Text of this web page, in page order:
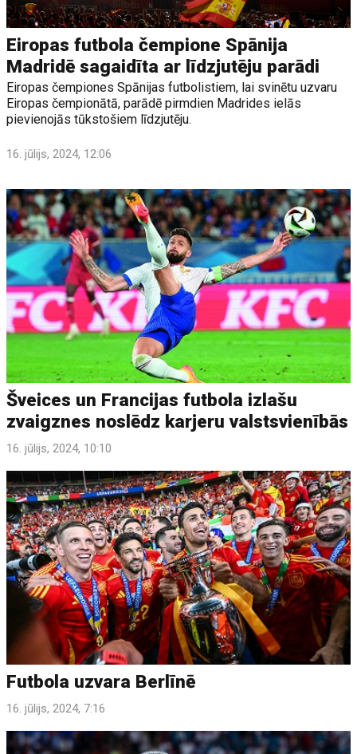
Eiropas futbola čempione Spānija
Madridē sagaidīta ar līdzjutēju parādi
Eiropas čempiones Spānijas futbolistiem, lai svinētu uzvaru
Eiropas čempionātā, parādē pirmdien Madrides ielās
pievienojās tūkstošiem līdzjutēju.
16. jūlijs, 2024, 12:06
Šveices un Francijas futbola izlašu
zvaigznes noslēdz karjeru valstsvienībās
16. jūlijs, 2024, 10:10
Futbola uzvara Berlīnē
16. jūlijs, 2024, 7:16